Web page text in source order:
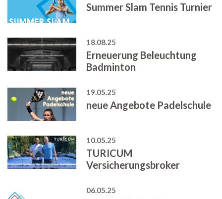
Summer Slam Tennis Turnier
18.08.25
Erneuerung Beleuchtung
Badminton
19.05.25
neue Angebote Padelschule
10.05.25
TURICUM
Versicherungsbroker
06.05.25